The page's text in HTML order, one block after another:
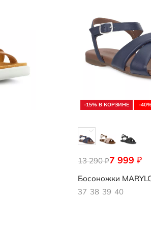
-15% В КОРЗИНЕ -40%
7 999 ₽
13 290₽
237303/01038
Босоножки
37 38 39 40